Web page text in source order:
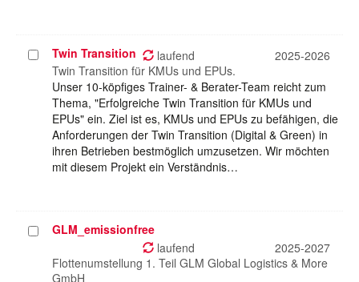
Projekt
auswählen
Twin Transition laufend
2025-2026
Twin Transition für KMUs und EPUs.
Unser 10-köpfiges Trainer- & Berater-Team reicht zum
Thema, "Erfolgreiche Twin Transition für KMUs und
EPUs" ein. Ziel ist es, KMUs und EPUs zu befähigen, die
Anforderungen der Twin Transition (Digital & Green) in
ihren Betrieben bestmöglich umzusetzen. Wir möchten
mit diesem Projekt ein Verständnis…
ProjektGLM_emissionfree
laufend
2025-2027
Flottenumstellung 1. Teil GLM Global Logistics & More
GmbH